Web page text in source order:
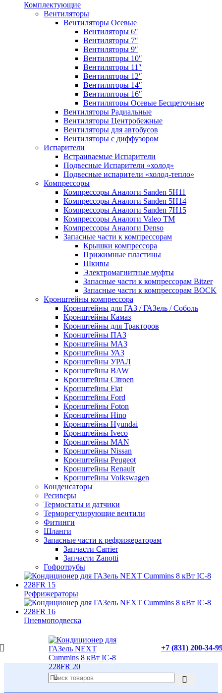
Комплектующие
Вентиляторы
Вентиляторы Осевые
Вентиляторы 6″
Вентиляторы 7″
Вентиляторы 9″
Вентиляторы 10″
Вентиляторы 11″
Вентиляторы 12″
Вентиляторы 14″
Вентиляторы 16″
Вентиляторы Осевые Бесщеточные
Вентиляторы Радиальные
Вентиляторы Центробежные
Вентиляторы для автобусов
Вентиляторы с диффузором
Испарители
Встраиваемые Испарители
Подвесные Испарители «холод»
Подвесные испарители «холод-тепло»
Компрессоры
Компрессоры Аналоги Sanden 5H11
Компрессоры Аналоги Sanden 5H14
Компрессоры Аналоги Sanden 7H15
Компрессоры Аналоги Valeo ТМ
Компрессоры Аналоги Denso
Запасные части к компрессорам
Крышки компрессора
Прижимные пластины
Шкивы
Электромагнитные муфты
Запасные части к компрессорам Bitzer
Запасные части к компрессорам BOCK
Кронштейны компрессора
Кронштейны для ГАЗ / ГАЗель / Соболь
Кронштейны Камаз
Кронштейны для Тракторов
Кронштейны ПАЗ
Кронштейны МАЗ
Кронштейны УАЗ
Кронштейны УРАЛ
Кронштейны BAW
Кронштейны Citroen
Кронштейны Fiat
Кронштейны Ford
Кронштейны Foton
Кронштейны Hino
Кронштейны Hyundai
Кронштейны Iveco
Кронштейны MAN
Кронштейны Nissan
Кронштейны Peugeot
Кронштейны Renault
Кронштейны Volkswagen
Конденсаторы
Ресиверы
Термостаты и датчики
Терморегулирующие вентили
Фитинги
Шланги
Запасные части к рефрижераторам
Запчасти Carrier
Запчасти Zanotti
Гофротрубы
Рефрижераторы
Пневмоподвеска
+7 (831) 200-34-